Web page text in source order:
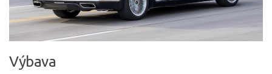
Výbava